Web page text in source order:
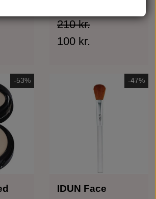
210 kr.
100 kr.
-53% -47%
IDUN Face